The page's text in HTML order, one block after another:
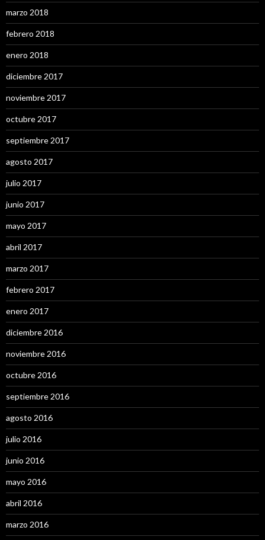
marzo 2018
febrero 2018
enero 2018
diciembre 2017
noviembre 2017
octubre 2017
septiembre 2017
agosto 2017
julio 2017
junio 2017
mayo 2017
abril 2017
marzo 2017
febrero 2017
enero 2017
diciembre 2016
noviembre 2016
octubre 2016
septiembre 2016
agosto 2016
julio 2016
junio 2016
mayo 2016
abril 2016
marzo 2016